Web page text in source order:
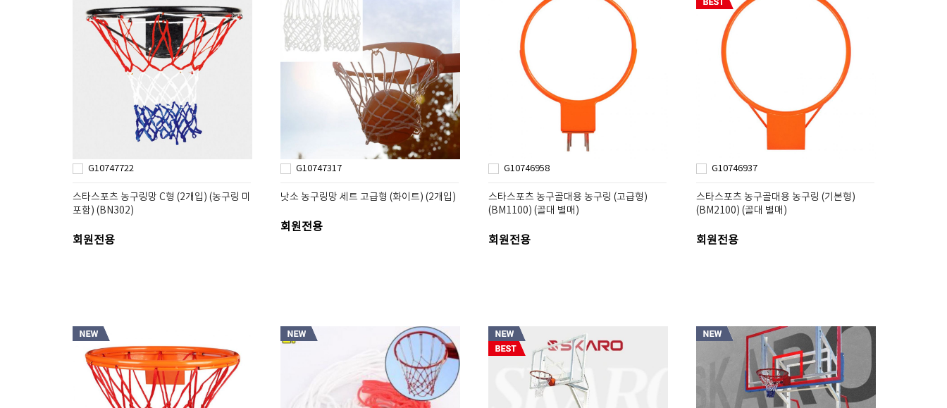
G10747722
스타스포츠 농구링망 C형 (2개입) (농구링 미
포함) (BN302)
회원전용
G10747317
낫소 농구링망 세트 고급형 (화이트) (2개입)
회원전용
G10746958
스타스포츠 농구골대용 농구링 (고급형)
(BM1100) (골대 별매)
회원전용
G10746937
스타스포츠 농구골대용 농구링 (기본형)
(BM2100) (골대 별매)
회원전용